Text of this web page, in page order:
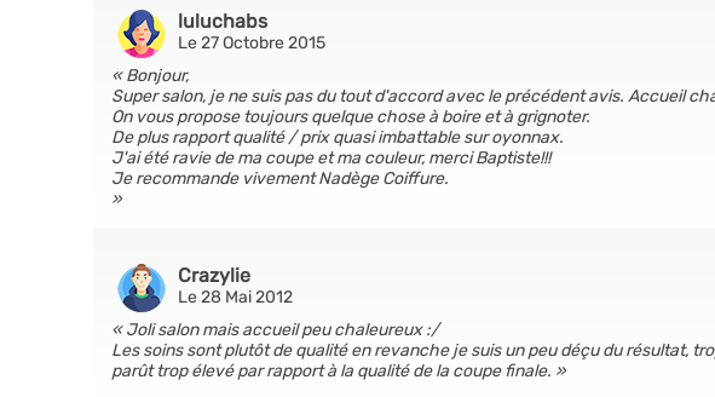
luluchabs
Le 27 Octobre 2015
Bonjour,
Super salon, je ne suis pas du tout d'accord avec le précédent avis. Accueil
On vous propose toujours quelque chose à boire et à grignoter.
De plus rapport qualité / prix quasi imbattable sur oyonnax.
J'ai été ravie de ma coupe et ma couleur, merci Baptiste!!!
Je recommande vivement Nadège Coiffure.
Crazylie
Le 28 Mai 2012
Joli salon mais accueil peu chaleureux :/
Les soins sont plutôt de qualité en revanche je suis un peu déçu du résultat,
parût trop élevé par rapport à la qualité de la coupe finale.